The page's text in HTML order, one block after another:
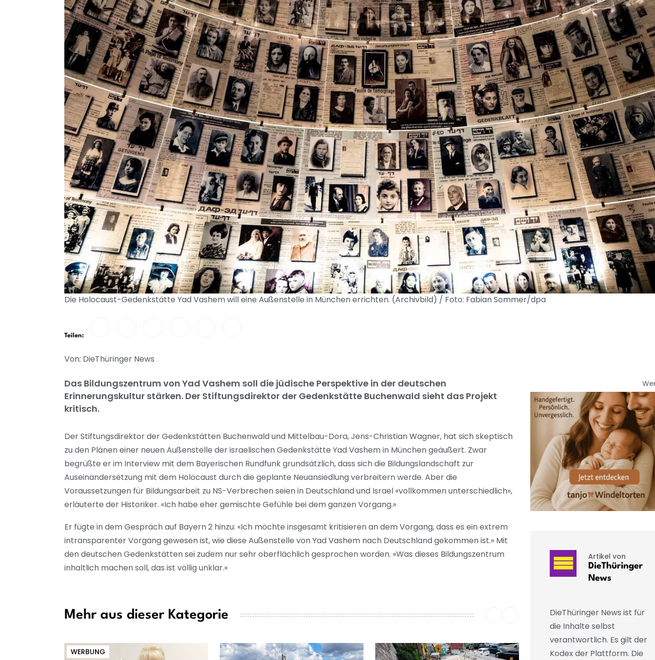
Die Holocaust-Gedenkstätte Yad Vashem will eine Außenstelle in München errichten. (Archivbild) / Foto: Fabian Sommer/dpa
Teilen:
Von: DieThüringer News
Das Bildungszentrum von Yad Vashem soll die jüdische Perspektive in der deutschen
Erinnerungskultur stärken. Der Stiftungsdirektor der Gedenkstätte Buchenwald sieht das Projekt
kritisch.
Der Stiftungsdirektor der Gedenkstätten Buchenwald und Mittelbau-Dora, Jens-Christian Wagner, hat sich skeptisch
zu den Plänen einer neuen Außenstelle der israelischen Gedenkstätte Yad Vashem in München geäußert. Zwar
begrüßte er im Interview mit dem Bayerischen Rundfunk grundsätzlich, dass sich die Bildungslandschaft zur
Auseinandersetzung mit dem Holocaust durch die geplante Neuansiedlung verbreitern werde. Aber die
Voraussetzungen für Bildungsarbeit zu NS-Verbrechen seien in Deutschland und Israel «vollkommen unterschiedlich»,
erläuterte der Historiker. «Ich habe eher gemischte Gefühle bei dem ganzen Vorgang.»
Er fügte in dem Gespräch auf Bayern 2 hinzu: «Ich möchte insgesamt kritisieren an dem Vorgang, dass es ein extrem
intransparenter Vorgang gewesen ist, wie diese Außenstelle von Yad Vashem nach Deutschland gekommen ist.» Mit
den deutschen Gedenkstätten sei zudem nur sehr oberflächlich gesprochen worden. «Was dieses Bildungszentrum
inhaltlich machen soll, das ist völlig unklar.»
Mehr aus dieser Kategorie
WERBUNG
Artikel von
DieThüringer
News
DieThüringer News ist für
die Inhalte selbst
verantwortlich. Es gilt der
Kodex der Plattform. Die